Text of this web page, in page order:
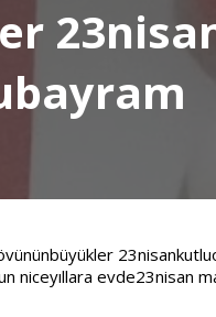
niceyıllara evde23nisan